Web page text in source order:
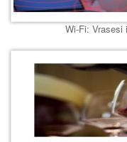
Wi-Fi: Vrasesi